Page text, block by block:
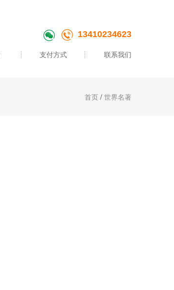
13410234623
支付方式 联系我们
首页 / 世界名著